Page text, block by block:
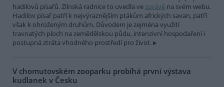
hadilovů písařů. Zlínská radnice to uvedla vezprávě na svém webu.
Hadilov písař patří k nejvýraznějším ptákům afrických savan, patří
však k ohroženým druhům. Důvodem je zejména využití
travnatých ploch na zemědělskou půdu, intenzivní hospodaření i
postupná ztráta vhodného prostředí pro život.
V chomutovském zooparku probíhá první výstava
kudlanek v Česku